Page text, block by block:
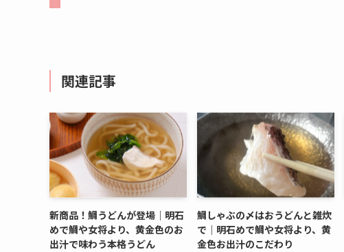
関連記事
新商品！鯛うどんが登場｜明石
めで鯛や女将より、黄金色のお
出汁で味わう本格うどん
鯛しゃぶの〆はおうどんと雑炊
で｜明石めで鯛や女将より、黄
金色お出汁のこだわり